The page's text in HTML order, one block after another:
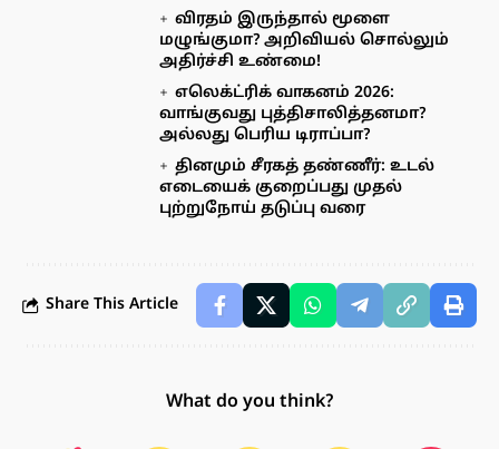
விரதம் இருந்தால் மூளை
மழுங்குமா? அறிவியல் சொல்லும்
அதிர்ச்சி உண்மை!
எலெக்ட்ரிக் வாகனம் 2026:
வாங்குவது புத்திசாலித்தனமா?
அல்லது பெரிய டிராப்பா?
தினமும் சீரகத் தண்ணீர்: உடல்
எடையைக் குறைப்பது முதல்
புற்றுநோய் தடுப்பு வரை
Share This Article
What do you think?